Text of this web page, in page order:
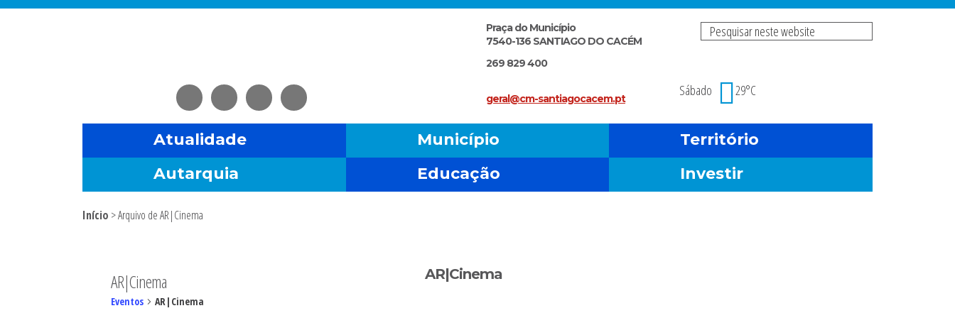
Saltar
Skip
Saltar
Saltar
Pesquisar
Sábado
29°C
Praça do Município
7540-136 SANTIAGO DO CACÉM
269 829 400
geral@cm-santiagocacem.pt
Atualidade Município
Território
Autarquia
Educação Investir
Início > Arquivo de AR|Cinema
AR|Cinema
AR|Cinema
Eventos AR|Cinema